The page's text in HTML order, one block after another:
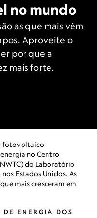
no mundo
as que mais vêm
Aproveite o
por que a
mais forte.
fotovoltaico
no Centro
do Laboratório
Estados Unidos. As
mais cresceram em
DE ENERGIA DOS